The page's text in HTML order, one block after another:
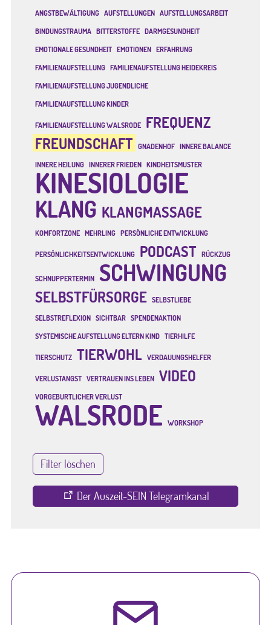
ANGSTBEWÄLTIGUNG AUFSTELLUNGEN AUFSTELLUNGSARBEIT
BINDUNGSTRAUMA BITTERSTOFFE DARMGESUNDHEIT
EMOTIONALE GESUNDHEIT EMOTIONEN ERFAHRUNG
FAMILIENAUFSTELLUNG FAMILIENAUFSTELLUNG HEIDEKREIS
FAMILIENAUFSTELLUNG JUGENDLICHE
FAMILIENAUFSTELLUNG KINDER
FAMILIENAUFSTELLUNG WALSRODE FREQUENZ
FREUNDSCHAFT GNADENHOF INNERE BALANCE
INNERE HEILUNG INNERER FRIEDEN KINDHEITSMUSTER
KINESIOLOGIE
KLANG KLANGMASSAGE
KOMFORTZONE MEHRLING PERSÖNLICHE ENTWICKLUNG
PERSÖNLICHKEITSENTWICKLUNG PODCAST RÜCKZUG
SCHNUPPERTERMIN SCHWINGUNG
SELBSTFÜRSORGE SELBSTLIEBE
SELBSTREFLEXION SICHTBAR SPENDENAKTION
SYSTEMISCHE AUFSTELLUNG ELTERN KIND TIERHILFE
TIERSCHUTZ TIERWOHL VERDAUUNGSHELFER
VERLUSTANGST VERTRAUEN INS LEBEN VIDEO
VORGEBURTLICHER VERLUST
WALSRODE WORKSHOP
Filter löschen
Der Auszeit-SEIN Telegramkanal